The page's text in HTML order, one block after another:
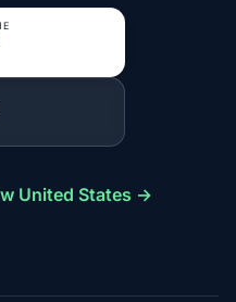
United States →